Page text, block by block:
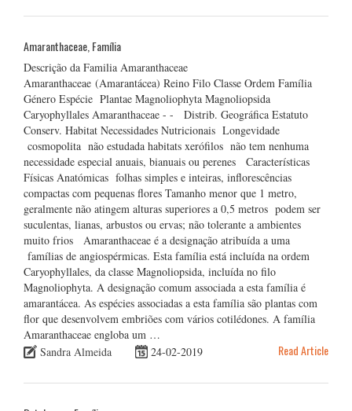
Amaranthaceae, Família
Descrição da Familia Amaranthaceae
Amaranthaceae (Amarantácea) Reino Filo Classe Ordem Família
Género Espécie Plantae Magnoliophyta Magnoliopsida
Caryophyllales Amaranthaceae - - Distrib. Geográfica Estatuto
Conserv. Habitat Necessidades Nutricionais Longevidade
cosmopolita não estudada habitats xerófilos não tem nenhuma
necessidade especial anuais, bianuais ou perenes Características
Físicas Anatómicas folhas simples e inteiras, inflorescências
compactas com pequenas flores Tamanho menor que 1 metro,
geralmente não atingem alturas superiores a 0,5 metros podem ser
suculentas, lianas, arbustos ou ervas; não tolerante a ambientes
muito frios Amaranthaceae é a designação atribuída a uma
famílias de angiospérmicas. Esta família está incluída na ordem
Caryophyllales, da classe Magnoliopsida, incluída no filo
Magnoliophyta. A designação comum associada a esta família é
amarantácea. As espécies associadas a esta família são plantas com
flor que desenvolvem embriões com vários cotilédones. A família
Amaranthaceae engloba um …
Sandra Almeida
24-02-2019 Read Article